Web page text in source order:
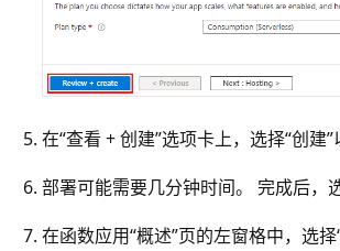
在“查看 + 创建”选项卡上，选择“创建
部署可能需要几分钟时间。 完成后，
在函数应用“概述”页的左窗格中，选择